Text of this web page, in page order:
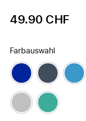
49.90 CHF
Farbauswahl